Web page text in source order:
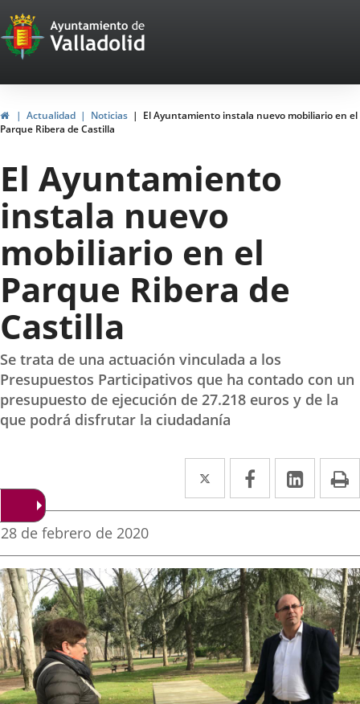
Portal
Web
del
Ayuntamiento
de
Valladolid
InicioActualidad Noticias
El Ayuntamiento instala nuevo mobiliario en el
Parque Ribera de Castilla
El Ayuntamiento
instala nuevo
mobiliario en el
Parque Ribera de
Castilla
Se trata de una actuación vinculada a los
Presupuestos Participativos que ha contado con un
presupuesto de ejecución de 27.218 euros y de la
que podrá disfrutar la ciudadanía
Twitter
Enlace
a
aplicación
externa.
Facebook
Enlace
a
aplicación
externa.
Enlace
a
Fecha
la
noticia
28 de febrero de 2020